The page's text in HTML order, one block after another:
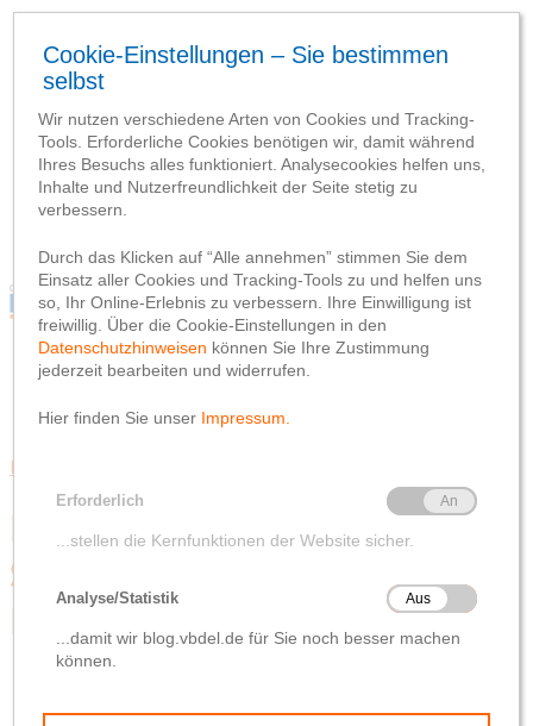
Blog
Webseite
Datenschutzhinweis
Impressum
Blog
Webseite
Impressum
Mitglieder & Vorteile
Freier Eintritt in die
Städtische Galerie
Delmenhorst – 2014